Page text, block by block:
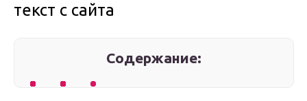
текст с сайта
Содержание: